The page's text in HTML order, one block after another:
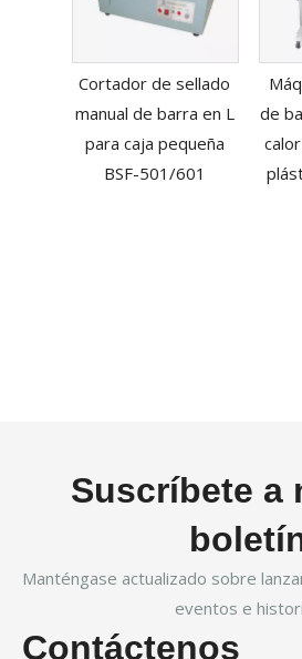
Cortador de sellado
manual de barra en L
para caja pequeña
BSF-501/601
de
Suscríbete a
Manténgase actualizado sobre
eventos e
Contáctenos